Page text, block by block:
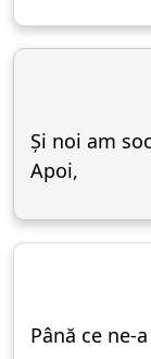
Și noi am
Apoi,
Până ce ne-